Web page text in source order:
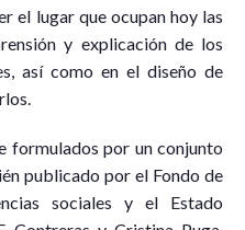
el lugar que ocupan hoy las
y explicación de los
así como en el diseño de
formulados por un conjunto
publicado por el Fondo de
sociales y el Estado